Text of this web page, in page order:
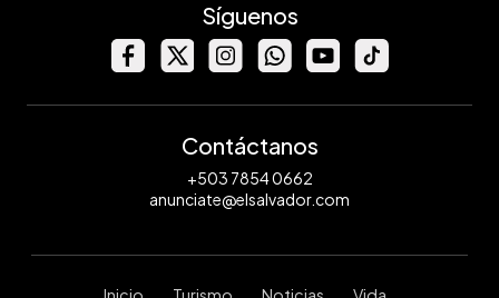
Síguenos
Contáctanos
+503 7854 0662
anunciate@elsalvador.com